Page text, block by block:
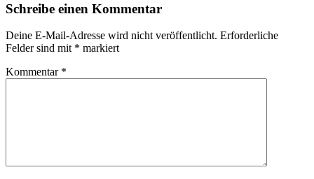
Schreibe einen Kommentar
Deine E-Mail-Adresse wird nicht veröffentlicht. Erforderliche
Felder sind mit * markiert
Kommentar *